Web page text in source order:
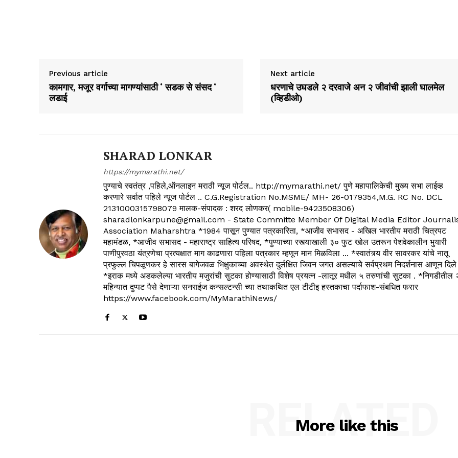
Previous article
कामगार, मजूर वर्गाच्या मागण्यांसाठी ‘ सडक से संसद ‘
लडाई
Next article
धरणाचे उघडले २ दरवाजे अन २ जीवांची झाली घालमेल
(व्हिडीओ)
SHARAD LONKAR
https://mymarathi.net/
पुण्याचे स्वतंत्र ,पहिले,ऑनलाइन मराठी न्यूज पोर्टल.. http://mymarathi.net/ पुणे महापालिकेची मुख्य सभा लाईव्ह
करणारे सर्वात पहिले न्यूज पोर्टल .. C.G.Registration No.MSME/ MH- 26-0179354,M.G. RC No. DCL
2131000315798079 मालक-संपादक : शरद लोणकर( mobile-9423508306)
sharadlonkarpune@gmail.com - State Committe Member Of Digital Media Editor
Association Maharshtra *1984 पासून पुण्यात पत्रकारिता, *आजीव सभासद - अखिल भारतीय मराठी चित्रपट
महामंडळ, *आजीव सभासद - महाराष्ट्र साहित्य परिषद, *पुण्याच्या रस्त्याखाली ३० फुट खोल उतरून पेशवेकालीन भुयारी
पाणीपुरवठा यंत्रणेचा प्रत्यक्षात माग काढणारा पहिला पत्रकार म्हणून मान मिळविला ... *स्वातंत्र्य वीर सावरकर यांचे नातू
प्रफुल्ल चिपळूणकर हे सारस बागेजवळ भिक्षुकाच्या अवस्थेत दुर्लक्षित जिवन जगत असल्याचे सर्वप्रथम निदर्शनास आणून दिले
*इराक मध्ये अडकलेल्या भारतीय मजुरांची सुटका होण्यासाठी विशेष प्रयत्न -लातूर मधील ५ तरुणांची सुटका . *निगडीतील
महिन्यात दुप्पट पैसे देणाऱ्या सनराईज कन्सल्टन्सी च्या तथाकथित एल टीटीइ हस्तकाचा पर्दाफाश-संबधित फरार
https://www.facebook.com/MyMarathiNews/
More like this
RELATED